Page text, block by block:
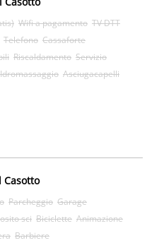
Wifi a pagamento TV DTT
Telefono Cassaforte
Riscaldamento Servizio
Idromassaggio Asciugacapelli
Parcheggio Garage
sci Biciclette Animazione
Barbiere